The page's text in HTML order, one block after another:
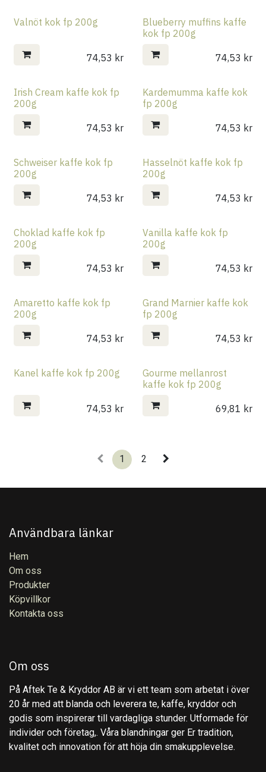
Valnöt kok fp 200g
74,53 kr
Blueberry muffins kaffe
kok fp 200g
74,53 kr
Irish Cream kaffe kok fp
200g
74,53 kr
Kardemumma kaffe kok
fp 200g
74,53 kr
Schweiser kaffe kok fp
200g
74,53 kr
Hasselnöt kaffe kok fp
200g
74,53 kr
Choklad kaffe kok fp
200g
74,53 kr
Vanilla kaffe kok fp
200g
74,53 kr
Amaretto kaffe kok fp
200g
74,53 kr
Grand Marnier kaffe kok
fp 200g
74,53 kr
Kanel kaffe kok fp 200g
74,53 kr
Gourme mellanrost
kaffe kok fp 200g
69,81 kr
1 2
Användbara länkar
Hem
Om oss
Produkter
Köpvillkor
Kontakta oss
Om oss
På Aftek Te & Kryddor AB är vi ett team som arbetat i över
20 år med att blanda och leverera te, kaffe, kryddor och
godis som inspirerar till vardagliga stunder. Utformade för
individer och företag,. Våra blandningar ger Er tradition,
kvalitet och innovation för att höja din smakupplevelse.